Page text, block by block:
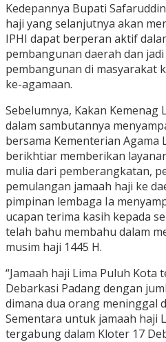
Kedepannya Bupati
haji yang selanjutnya akan
IPHI dapat berperan aktif
pembangunan daerah dan
pembangunan di masyarakat
ke-agamaan.
Sebelumnya, Kakan Kemenag
dalam sambutannya
bersama Kementerian Agama
berikhtiar memberikan
mulia dari pemberangkatan,
pemulangan jamaah haji ke
pimpinan lembaga Ia
ucapan terima kasih kepada
telah bahu membahu dalam
musim haji 1445 H.
“Jamaah haji Lima Puluh
Debarkasi Padang dengan
dimana dua orang meninggal
Sementara untuk jamaah haji
tergabung dalam Kloter 17